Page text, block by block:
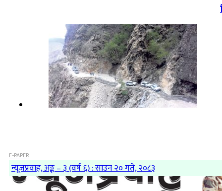
E-PAPER
न्यूजप्रवाह, अङ्क – ३ (वर्ष ६) : साउन २० गते, २०८३